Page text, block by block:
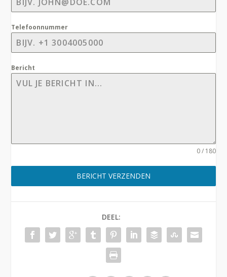
Telefoonnummer
Bericht
0 / 180
BERICHT VERZENDEN
DEEL: